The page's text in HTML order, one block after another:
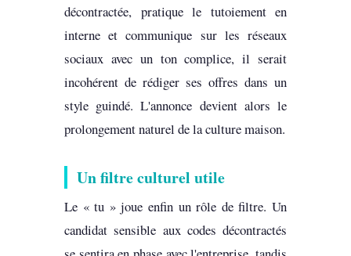
décontractée, pratique le tutoiement en
interne et communique sur les réseaux
sociaux avec un ton complice, il serait
incohérent de rédiger ses offres dans un
style guindé. L'annonce devient alors le
prolongement naturel de la culture maison.
Un filtre culturel utile
Le « tu » joue enfin un rôle de filtre. Un
candidat sensible aux codes décontractés